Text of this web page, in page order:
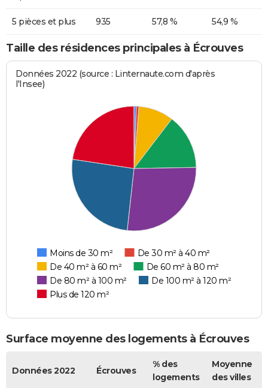
5 pièces et plus 935 57,8 % 54,9 %
Taille des résidences principales à Écrouves
Données 2022 (source : Linternaute.com d'après
l'Insee)
Moins de 30 m²
De 30 m² à 40 m²
De 40 m² à 60 m²
De 60 m² à 80 m²
De 80 m² à 100 m²
De 100 m² à 120 m²
Plus de 120 m²
Surface moyenne des logements à Écrouves
Données 2022 Écrouves
% des
logements
Moyenne
des villes